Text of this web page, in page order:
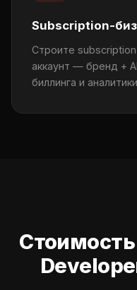
Subscription-
Строите
аккаунт — бренд +
биллинга и